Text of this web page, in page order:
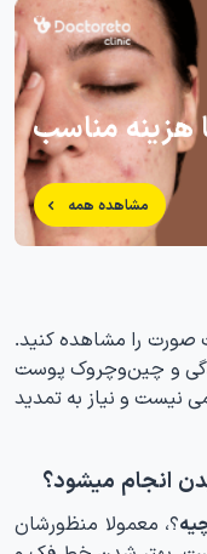
هزینه مناسب
مشاهده همه
صورت را مشاهده کنید.
و چین‌وچروک پوست
نیست و نیاز به تمدید
انجام میشود؟
؟، معمولا منظورشان